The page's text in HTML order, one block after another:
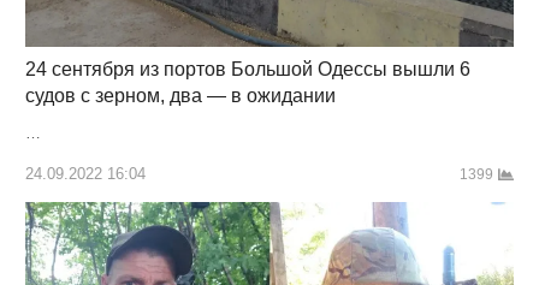
24 сентября из портов Большой Одессы вышли 6
судов с зерном, два — в ожидании
24.09.2022 16:04 1399